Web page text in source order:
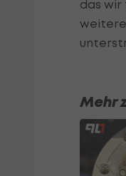
das wir
Mehr